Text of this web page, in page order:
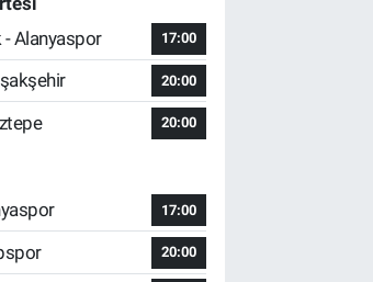
Alanyaspor
17:00
20:00
20:00
17:00
20:00